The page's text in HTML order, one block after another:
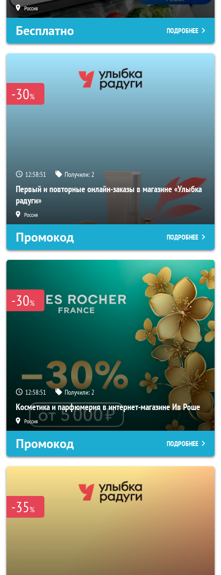
Россия
Бесплатно ПОДРОБНЕЕ
-30%
12:58:49 Получили:2
Первый и повторные онлайн-заказы в магазине «Улыбка
радуги»
Россия
Промокод ПОДРОБНЕЕ
-30%
12:58:49 Получили:2
Косметика и парфюмерия в интернет-магазине Ив Роше
Россия
Промокод ПОДРОБНЕЕ
-35%